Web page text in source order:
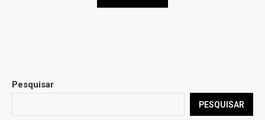
Pesquisar
PESQUISAR